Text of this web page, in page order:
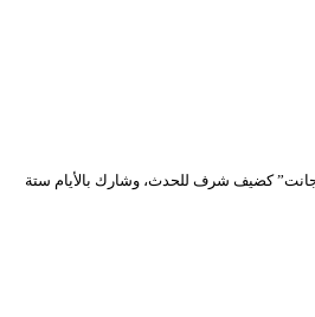
في طبعتها التاسعة (09) لسنة 2019 خلال الفترة الممتدة بين 29 جويلية إلى غاية 03 أوت 2019، حيث اختيرت مدينة “جانت” كضيف شرف للحدث، وشارك بالأيام ستة